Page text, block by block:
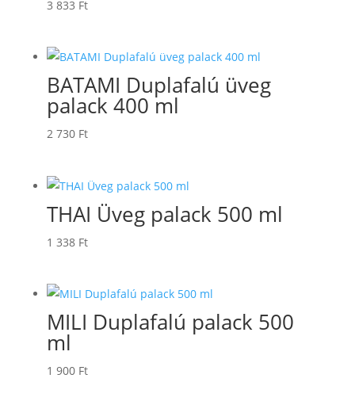
3 833 Ft
BATAMI Duplafalú üveg
palack 400 ml
2 730 Ft
THAI Üveg palack 500 ml
1 338 Ft
MILI Duplafalú palack 500
ml
1 900 Ft